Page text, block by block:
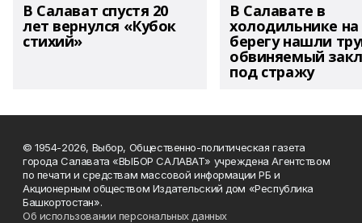
В Салават спустя 20
лет вернулся «Кубок
стихий»
В Салавате в
холодильнике на
берегу нашли
обвиняемый
под стражу
© 1954-2026, Выбор, Общественно-политическая газета
города Салавата «ВЫБОР САЛАВАТ» учреждена Агентством
по печати и средствам массовой информации РБ и
Акционерным обществом Издательский дом «Республика
Башкортостан».
Об использовании персональных данных